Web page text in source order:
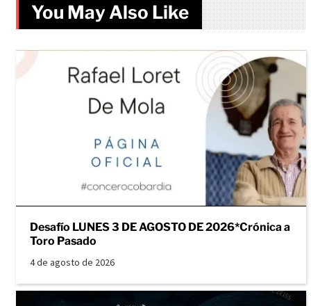
You May Also Like
Desafío LUNES 3 DE AGOSTO DE 2026*Crónica a
Toro Pasado
4 de agosto de 2026